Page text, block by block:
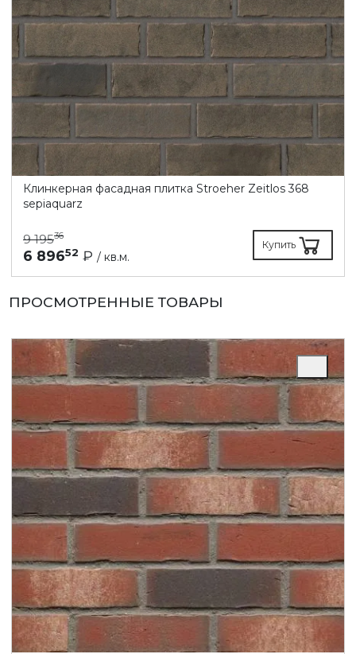
Клинкерная фасадная плитка Stroeher Zeitlos 368
sepiaquarz
9 19536
6 89652 ₽ / кв.м.
Купить
ПРОСМОТРЕННЫЕ ТОВАРЫ